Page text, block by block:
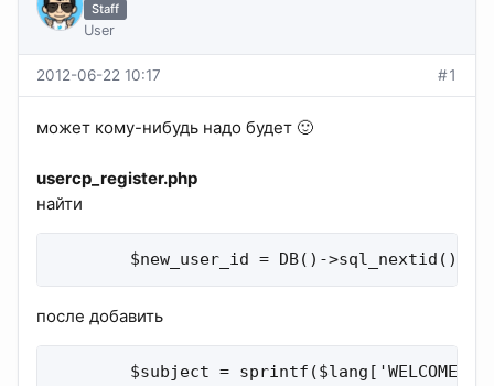
Staff
User
2012-06-22 10:17 #1
может кому-нибудь надо будет 🙂
usercp_register.php
найти
        $new_user_id = DB()->sql_nextid();
после добавить
$subject =